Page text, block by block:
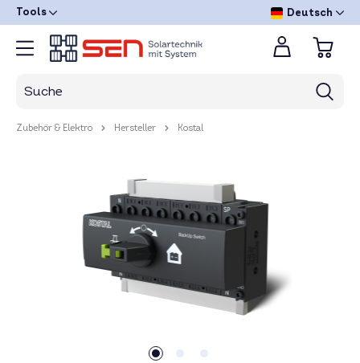
Tools Deutsch
Zubehör & Elektro Hersteller Kostal